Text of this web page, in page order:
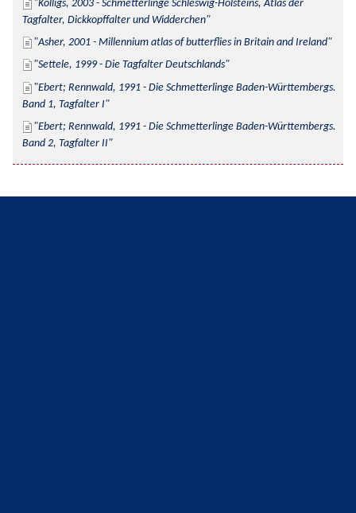
Kolligs, 2003 - Schmetterlinge Schleswig-Holsteins, Atlas der
Tagfalter, Dickkopffalter und Widderchen
Asher, 2001 - Millennium atlas of butterflies in Britain and Ireland
Settele, 1999 - Die Tagfalter Deutschlands
Ebert; Rennwald, 1991 - Die Schmetterlinge Baden-Württembergs.
Band 1, Tagfalter I
Ebert; Rennwald, 1991 - Die Schmetterlinge Baden-Württembergs.
Band 2, Tagfalter II